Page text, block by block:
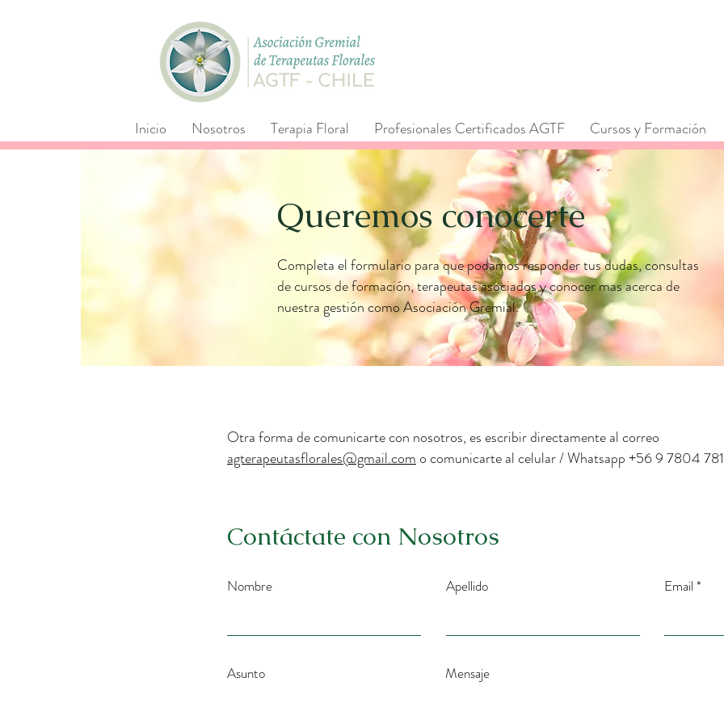
Inicio Nosotros Terapia Floral Profesionales Certificados AGTF Cursos y Formación
Queremos conocerte
Completa el formulario para que podamos responder tus dudas, consultas
de cursos de formación, terapeutas asociados y conocer mas acerca de
nuestra gestión como Asociación Gremial.
Otra forma de comunicarte con nosotros, es escribir directamente al correo
agterapeutasflorales@gmail.como comunicarte al celular / Whatsapp +56 9 7804
Contáctate con Nosotros
Nombre Apellido Email
Asunto Mensaje